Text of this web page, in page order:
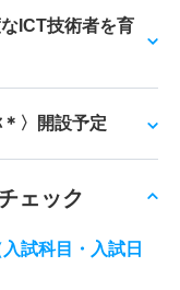
ICT技術者を育
〉開設予定
ェック
試科目・入試日